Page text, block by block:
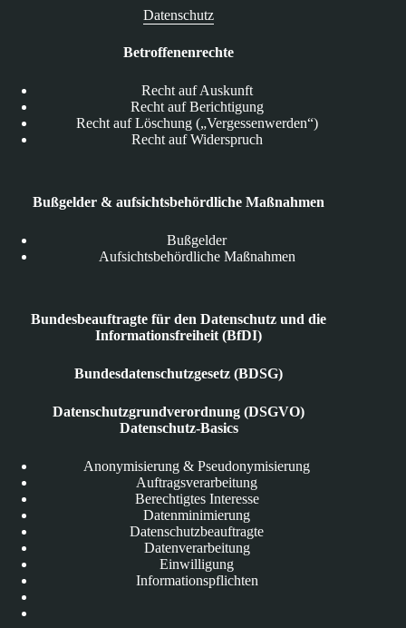
Datenschutz
Betroffenenrechte
Recht auf Auskunft
Recht auf Berichtigung
Recht auf Löschung („Vergessenwerden“)
Recht auf Widerspruch
Bußgelder & aufsichtsbehördliche Maßnahmen
Bußgelder
Aufsichtsbehördliche Maßnahmen
Bundesbeauftragte für den Datenschutz und die
Informationsfreiheit (BfDI)
Bundesdatenschutzgesetz (BDSG)
Datenschutzgrundverordnung (DSGVO)
Datenschutz-Basics
Anonymisierung & Pseudonymisierung
Auftragsverarbeitung
Berechtigtes Interesse
Datenminimierung
Datenschutzbeauftragte
Datenverarbeitung
Einwilligung
Informationspflichten